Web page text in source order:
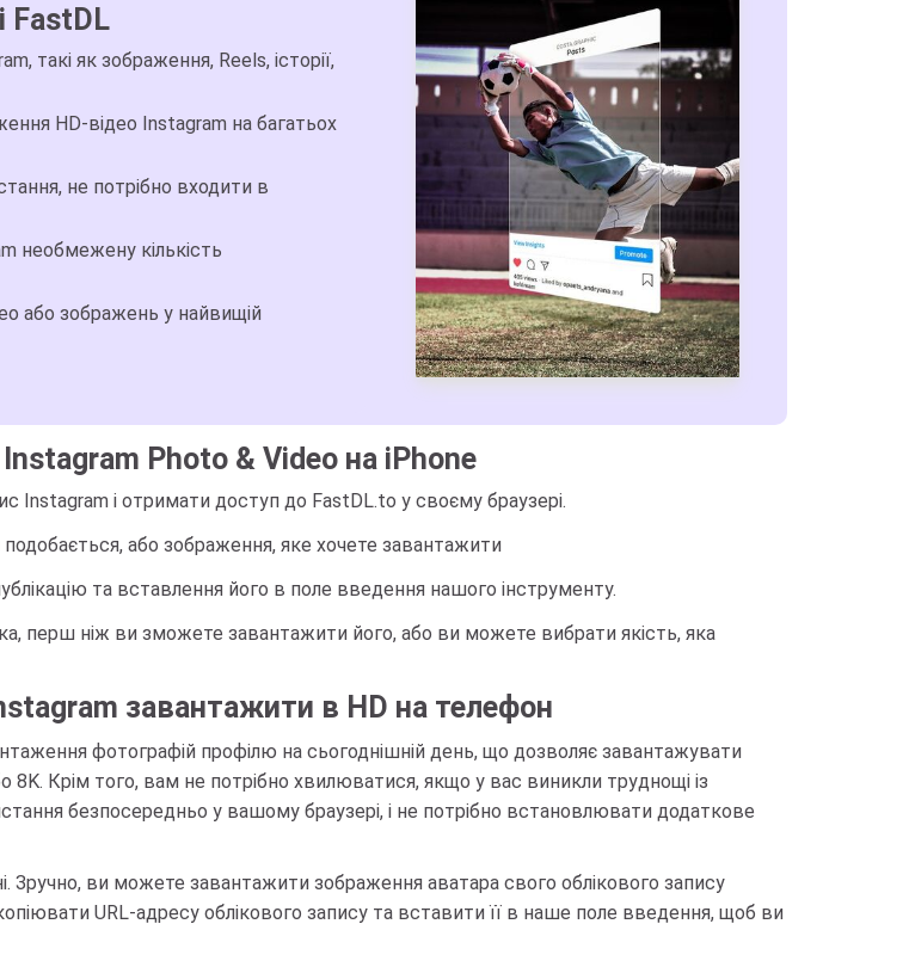
FastDL
такі як зображення, Reels, історії,
HD-відео Instagram на багатьох
не потрібно входити в
необмежену кількість
або зображень у найвищій
Photo & Video на iPhone
Instagram і отримати доступ до FastDL.to у своєму браузері.
подобається, або зображення, яке хочете завантажити
та вставлення його в поле введення нашого інструменту.
перш ніж ви зможете завантажити його, або ви можете вибрати якість, яка
завантажити в HD на телефон
фотографій профілю на сьогоднішній день, що дозволяє завантажувати
Крім того, вам не потрібно хвилюватися, якщо у вас виникли труднощі із
безпосередньо у вашому браузері, і не потрібно встановлювати додаткове
Зручно, ви можете завантажити зображення аватара свого облікового запису
URL-адресу облікового запису та вставити її в наше поле введення, щоб ви